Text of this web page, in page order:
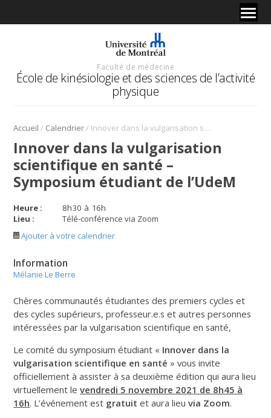
Faculté de médecine
École de kinésiologie et des sciences de l’activité
physique
Accueil / Calendrier/ Innover dans la vulgarisation scientifique en santé – Symposium étudiant de l’UdeM
Innover dans la vulgarisation
scientifique en santé –
Symposium étudiant de l’UdeM
Heure : 8h30 à 16h
Lieu :
Télé-conférence via Zoom
Ajouter à votre calendrier
Information
Mélanie Le Berre
Chères communautés étudiantes des premiers cycles et
des cycles supérieurs, professeur.e.s et autres personnes
intéressées par la vulgarisation scientifique en santé,
Le comité du symposium étudiant « Innover dans la
vulgarisation scientifique en santé » vous invite
officiellement à assister à sa deuxième édition qui aura lieu
virtuellement levendredi 5 novembre 2021 de 8h45 à
16h. L’événement est gratuit et aura lieuvia Zoom.